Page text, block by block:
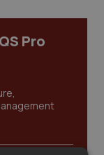
Pro